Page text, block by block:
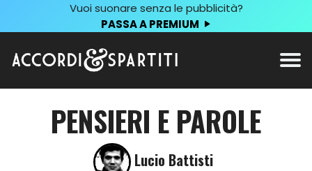
Vuoi suonare senza le pubblicità?
PASSA A PREMIUM
PENSIERI E PAROLE
Lucio Battisti